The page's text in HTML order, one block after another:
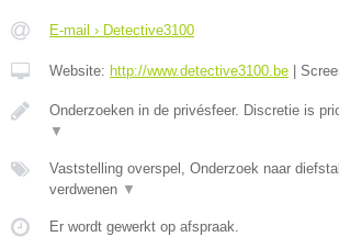
E-mail › Detective3100
Website: http://www.detective3100.be |
Onderzoeken in de privésfeer. Discretie is
▼
Vaststelling overspel, Onderzoek naar
verdwenen ▼
Er wordt gewerkt op afspraak.